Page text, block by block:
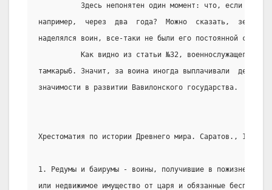
Здесь непонятен один момент: что, если редум
например,  через  два  года?  Можно  сказать,
наделялся воин, все-таки не были его постоянной
Как видно из статьи №32, военнослужащего
тамкары6. Значит, за воина иногда выплачивали
значимости в развитии Вавилонского государства.
Хрестоматия по истории Древнего мира. Саратов., 1989
1. Редумы и баирумы - воины, получившие в пожизненное
или недвижимое имущество от царя и обязанные